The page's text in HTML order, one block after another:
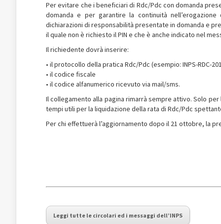
Per evitare che i beneficiari di Rdc/Pdc con domanda
domanda e per garantire la continuità
dichiarazioni di responsabilità presentate in domanda e
il quale non è richiesto il PIN e che è anche indicato nel
Il richiedente dovrà inserire:
• il protocollo della pratica Rdc/Pdc (esempio: INPS-RDC-
• il codice fiscale
• il codice alfanumerico ricevuto via mail/sms.
Il collegamento alla pagina rimarrà sempre attivo. Solo
tempi utili per la liquidazione della rata di Rdc/Pdc
Per chi effettuerà l’aggiornamento dopo il 21 ottobre, la
Leggi tutte le circolari ed i messaggi dell’INPS